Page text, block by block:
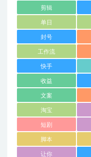
剪辑
单日
封号
工作流
快手
收益
文案
淘宝
短剧
脚本
让你